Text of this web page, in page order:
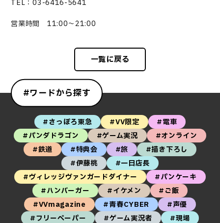
TEL：03-6416-5641
営業時間 11:00～21:00
一覧に戻る
#ワードから探す
#さっぽろ東急 #VV限定
#電車
#パンダドラゴン
#ゲーム実況
#オンライン
#鉄道
#特典会 #旅
#描き下ろし
#伊藤桃
#一日店長
#ヴィレッジヴァンガードダイナー
#パンケーキ
#ハンバーガー
#イケメン
#ご飯
#VVmagazine
#青春CYBER
#声優
#フリーペーパー
#ゲーム実況者
#現場